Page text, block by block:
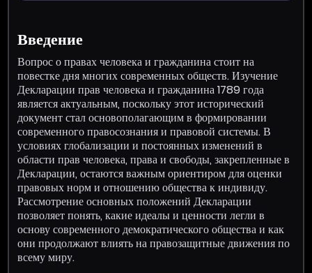
Введение
Вопрос о правах человека и гражданина стоит на
повестке дня многих современных обществ. Изучение
Декларации прав человека и гражданина 1789 года
является актуальным, поскольку этот исторический
документ стал основополагающим в формировании
современного правосознания и правовой системы. В
условиях глобализации и постоянных изменений в
области прав человека, права и свободы, закрепленные в
Декларации, остаются важным ориентиром для оценки
правовых норм и отношению общества к индивиду.
Рассмотрение основных положений Декларации
позволяет понять, какие идеалы и ценности легли в
основу современного демократического общества и как
они продолжают влиять на правозащитные движения по
всему миру.